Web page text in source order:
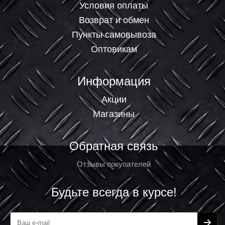
Условия оплаты
Возврат и обмен
Пункты самовывоза
Оптовикам
Информация
Акции
Магазины
Обратная связь
Отзывы покупателей
Будьте всегда в курсе!